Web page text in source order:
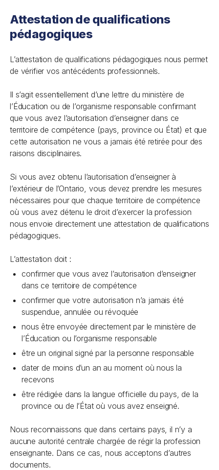
Attestation de qualifications
pédagogiques
L’attestation de qualifications pédagogiques nous permet
de vérifier vos antécédents professionnels.
Il s’agit essentiellement d’une lettre du ministère de
l’Éducation ou de l’organisme responsable confirmant
que vous avez l’autorisation d’enseigner dans ce
territoire de compétence (pays, province ou État) et que
cette autorisation ne vous a jamais été retirée pour des
raisons disciplinaires.
Si vous avez obtenu l’autorisation d’enseigner à
l’extérieur de l’Ontario, vous devez prendre les mesures
nécessaires pour que chaque territoire de compétence
où vous avez détenu le droit d’exercer la profession
nous envoie directement une attestation de qualifications
pédagogiques.
L’attestation doit :
confirmer que vous avez l’autorisation d’enseigner
dans ce territoire de compétence
confirmer que votre autorisation n’a jamais été
suspendue, annulée ou révoquée
nous être envoyée directement par le ministère de
l’Éducation ou l’organisme responsable
être un original signé par la personne responsable
dater de moins d’un an au moment où nous la
recevons
être rédigée dans la langue officielle du pays, de la
province ou de l’État où vous avez enseigné.
Nous reconnaissons que dans certains pays, il n’y a
aucune autorité centrale chargée de régir la profession
enseignante. Dans ce cas, nous acceptons d’autres
documents.